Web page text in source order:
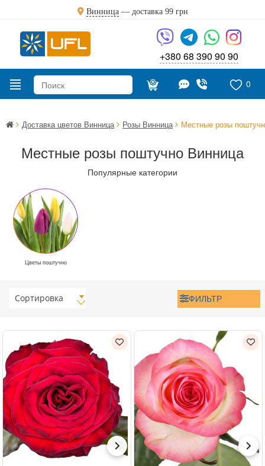
Винница— доставка 99 грн
+380 68 390 90 90
0
Доставка цветов Винница Розы Винница Местные розы
Местные розы поштучно Винница
Популярные категории
Цветы поштучно
Сортировка ФИЛЬТР